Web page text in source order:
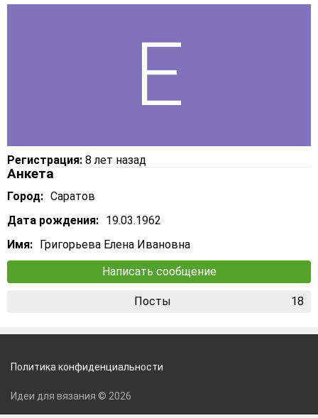
Регистрация: 8 лет назад
Анкета
Город: Саратов
Дата рождения: 19.03.1962
Имя: Григорьева Елена Ивановна
Написать сообщение
Посты 18
Политика конфиденциальности
Идеи для вязания © 2026